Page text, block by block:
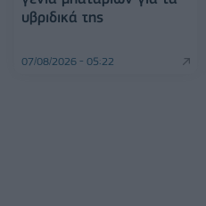
υβριδικά της
07/08/2026 - 05:22